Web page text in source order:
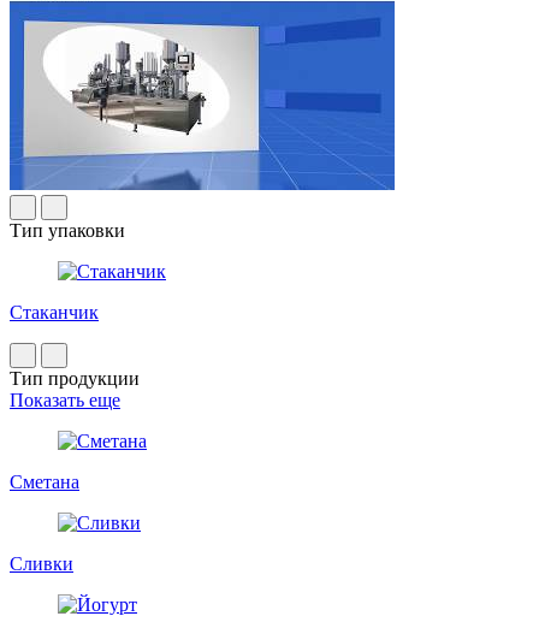
Тип упаковки
Стаканчик
Тип продукции
Показать еще
Сметана
Сливки